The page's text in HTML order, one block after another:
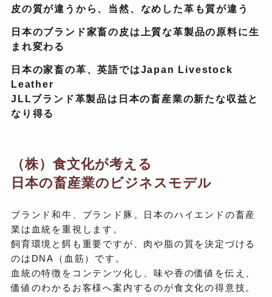
皮の質が違うから、当然、なめした革も質が違う
日本のブランド家畜の皮は上質な革製品の原料に生
まれ変わる
日本の家畜の革、英語ではJapan Livestock
Leather
JLLブランド革製品は日本の畜産業の新たな収益と
なり得る
（株）食文化が考える
日本の畜産業のビジネスモデル
ブランド和牛、ブランド豚。日本のハイエンドの畜産
業は血統を重視します。
飼育環境と餌も重要ですが、肉や脂の質を決定づける
のはDNA（血筋）です。
血統の特徴をコンテンツ化し、味や香の価値を伝え、
価値のわかるお客様へ案内するのが食文化の得意技。